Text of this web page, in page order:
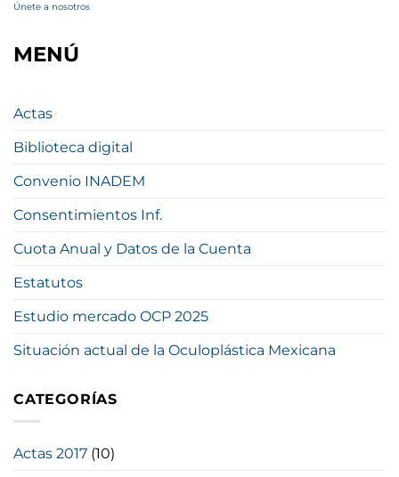
Únete a nosotros
MENÚ
Actas
Biblioteca digital
Convenio INADEM
Consentimientos Inf.
Cuota Anual y Datos de la Cuenta
Estatutos
Estudio mercado OCP 2025
Situación actual de la Oculoplástica Mexicana
CATEGORÍAS
Actas 2017 (10)